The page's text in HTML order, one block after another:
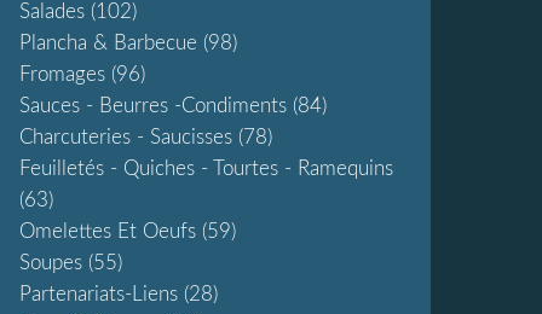
Salades (102)
Plancha & Barbecue (98)
Fromages (96)
Sauces - Beurres -condiments (84)
Charcuteries - Saucisses (78)
Feuilletés - Quiches - Tourtes - Ramequins
(63)
Omelettes Et Oeufs (59)
Soupes (55)
Partenariats-Liens (28)